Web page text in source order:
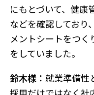
にもとづいて、健康
などを確認しており
メントシートをつく
をしていました。
鈴木様： 就業準備性
採用だけではなく社